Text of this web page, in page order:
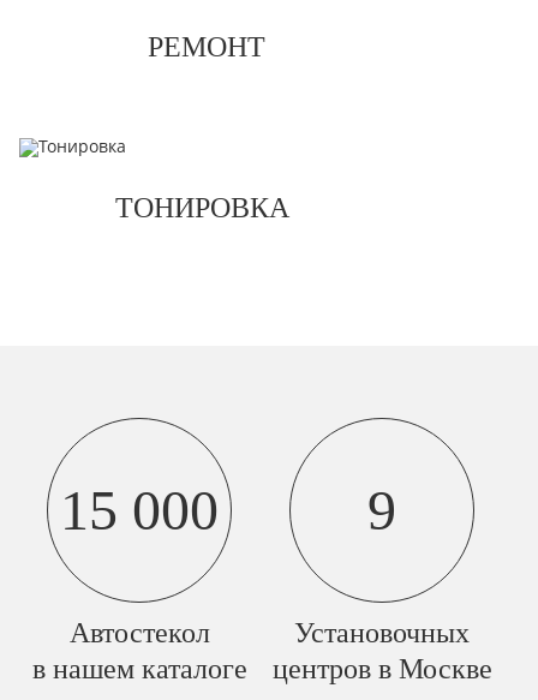
РЕМОНТ
ТОНИРОВКА
15 000
Автостекол
в нашем каталоге
9
Установочных
центров в Москве